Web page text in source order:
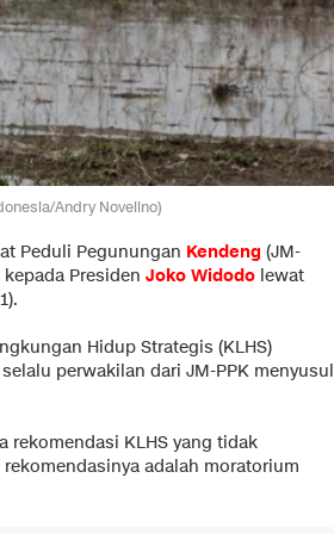
Andry Novelino)
Peduli Pegunungan Kendeng (JM-
Presiden Joko Widodo lewat
Hidup Strategis (KLHS)
perwakilan dari JM-PPK menyusul
rekomendasi KLHS yang tidak
adalah moratorium